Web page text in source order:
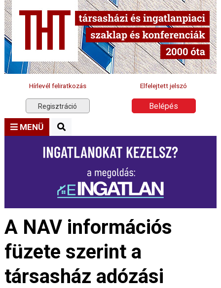
Hírlevél feliratkozás Elfelejtett jelszó
Regisztráció Belépés
MENÜ
A NAV információs
füzete szerint a
társasház adózási